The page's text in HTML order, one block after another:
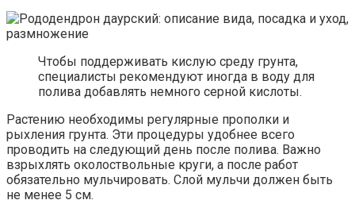
Чтобы поддерживать кислую среду грунта,
специалисты рекомендуют иногда в воду для
полива добавлять немного серной кислоты.
Растению необходимы регулярные прополки и
рыхления грунта. Эти процедуры удобнее всего
проводить на следующий день после полива. Важно
взрыхлять околоствольные круги, а после работ
обязательно мульчировать. Слой мульчи должен быть
не менее 5 см.